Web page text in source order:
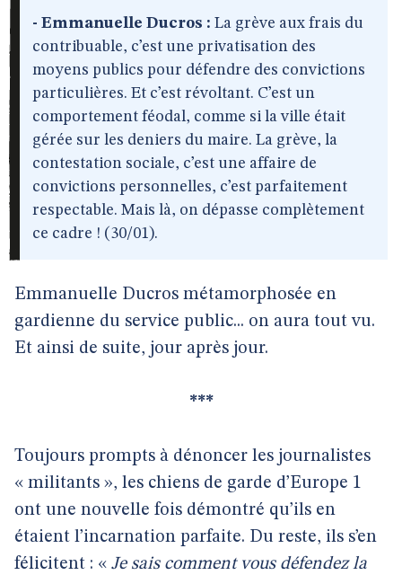
- Emmanuelle Ducros : La grève aux frais du
contribuable, c’est une privatisation des
moyens publics pour défendre des convictions
particulières. Et c’est révoltant. C’est un
comportement féodal, comme si la ville était
gérée sur les deniers du maire. La grève, la
contestation sociale, c’est une affaire de
convictions personnelles, c’est parfaitement
respectable. Mais là, on dépasse complètement
ce cadre ! (30/01).
Emmanuelle Ducros métamorphosée en
gardienne du service public... on aura tout vu.
Et ainsi de suite, jour après jour.
***
Toujours prompts à dénoncer les journalistes
« militants », les chiens de garde d’Europe 1
ont une nouvelle fois démontré qu’ils en
étaient l’incarnation parfaite. Du reste, ils s’en
félicitent : « Je sais comment vous défendez la